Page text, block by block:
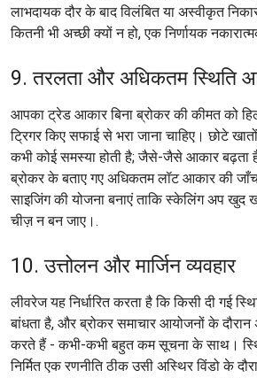
लाभदायक दौर के बाद विलंबित या अस्वीकृत
कितनी भी अच्छी क्यों न हो, एक निर्णायक
9. तरलता और अधिकतम स्थिति
आपका ट्रेड आकार बिना ब्रोकर की कीमत को
ट्रिगर किए सफाई से भरा जाना चाहिए। छोटे
कभी कोई समस्या होती है; जैसे-जैसे आकार बढ़ता
ब्रोकर के बताए गए अधिकतम लॉट आकार की
साइजिंग की योजना बनाएं ताकि स्केलिंग अप खुद
चीज़ न बन जाए।.
10. उत्तोलन और मार्जिन व्यवहार
लीवरेज यह निर्धारित करता है कि किसी दी गई
बांधता है, और ब्रोकर समाचार आयोजनों के
करते हैं - कभी-कभी बहुत कम सूचना के साथ।
निर्मित एक रणनीति ठीक उसी अस्थिर विंडो के